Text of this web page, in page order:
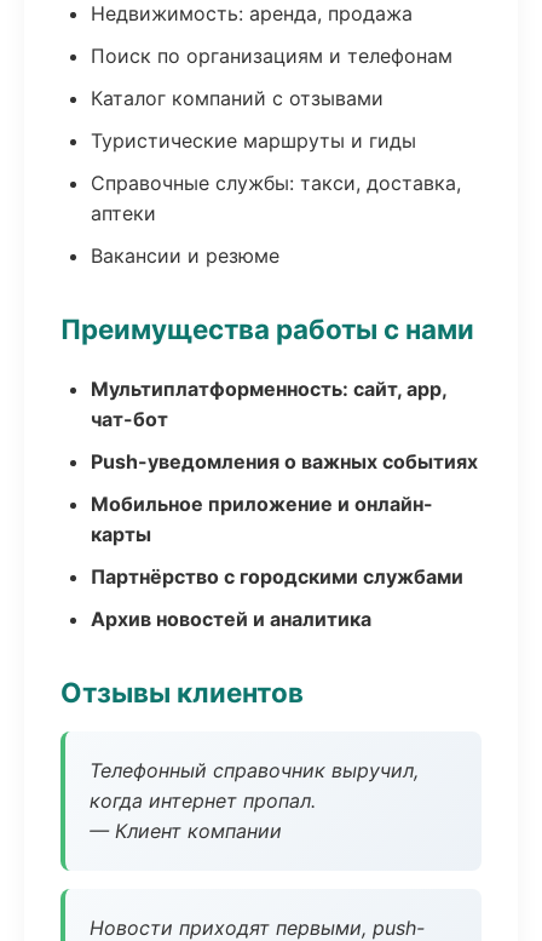
Недвижимость: аренда, продажа
Поиск по организациям и телефонам
Каталог компаний с отзывами
Туристические маршруты и гиды
Справочные службы: такси, доставка,
аптеки
Вакансии и резюме
Преимущества работы с нами
Мультиплатформенность: сайт, app,
чат-бот
Push-уведомления о важных событиях
Мобильное приложение и онлайн-
карты
Партнёрство с городскими службами
Архив новостей и аналитика
Отзывы клиентов
Телефонный справочник выручил,
когда интернет пропал.
— Клиент компании
Новости приходят первыми, push-